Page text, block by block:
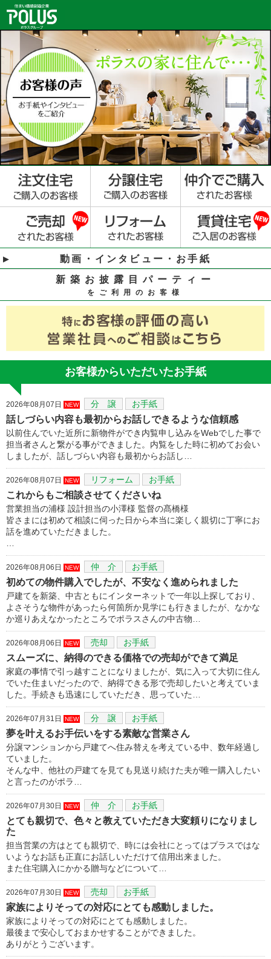
動画・インタビュー・お手紙
新築お披露目パーティー
をご利用のお客様
お客様からいただいたお手紙
2026年08月07日 NEW 分 譲 お手紙
話しづらい内容も最初からお話しできるような信頼感
以前住んでいた近所に新物件ができ内覧申し込みをWebでした事で
担当者さんと繋がる事ができました。内覧をした時に初めてお会い
しましたが、話しづらい内容も最初からお話し…
2026年08月07日 NEW リフォーム お手紙
これからもご相談させてくださいね
営業担当の浦様 設計担当の小澤様 監督の髙橋様
皆さまには初めて相談に伺った日から本当に楽しく親切に丁寧にお
話を進めていただきました。
2026年08月06日 NEW 仲 介 お手紙
初めての物件購入でしたが、不安なく進められました
戸建てを新築、中古ともにインターネットで一年以上探しており、
よさそうな物件があったら何箇所か見学にも行きましたが、なかな
か巡りあえなかったところでポラスさんの中古物…
2026年08月06日 NEW 売却 お手紙
スムーズに、納得のできる価格での売却ができて満足
家庭の事情で引っ越すことになりましたが、気に入って大切に住ん
でいた住まいだったので、納得できる形で売却したいと考えていま
した。手続きも迅速にしていただき、思っていた…
2026年07月31日 NEW 分 譲 お手紙
夢を叶えるお手伝いをする素敵な営業さん
分譲マンションから戸建てへ住み替えを考えている中、数年経過し
ていました。
そんな中、他社の戸建てを見ても見送り続けた夫が唯一購入したい
と言ったのがポラ…
2026年07月30日 NEW 仲 介 お手紙
とても親切で、色々と教えていただき大変頼りになりまし
た
担当営業の方はとても親切で、時には会社にとってはプラスではな
いようなお話も正直にお話しいただけて信用出来ました。
また住宅購入にかかる贈与などについて…
2026年07月30日 NEW 売却 お手紙
家族によりそっての対応にとても感動しました。
家族によりそっての対応にとても感動しました。
最後まで安心しておまかせすることができました。
ありがとうございます。